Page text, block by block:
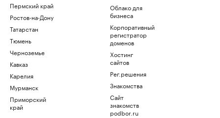
Пермский край
Ростов-на-Дону
Татарстан
Тюмень
Черноземье
Кавказ
Карелия
Мурманск
Приморский
край
Облако для
бизнеса
Корпоративный
регистратор
доменов
Хостинг
сайтов
Рег.решения
Знакомства
Сайт
знакомств
podbor.ru